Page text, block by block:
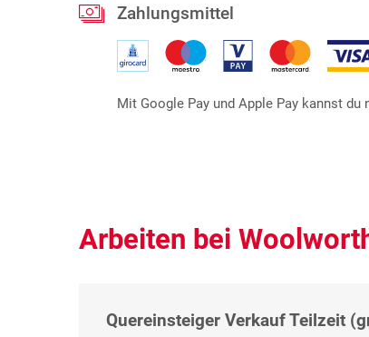
Zahlungsmittel
Mit Google Pay und Apple Pay kannst
Arbeiten bei
Quereinsteiger Verkauf Teilzeit